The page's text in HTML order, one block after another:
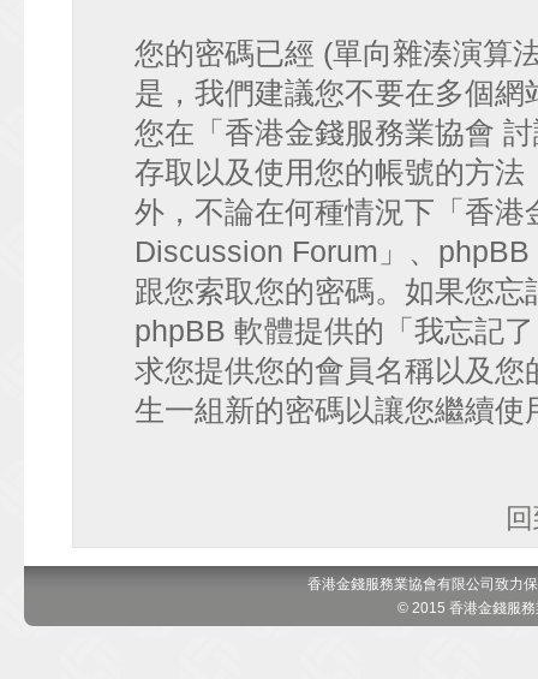
您的密碼已經 (單向雜湊演算
是，我們建議您不要在多個
您在「香港金錢服務業協會
存取以及使用您的帳號的方
外，不論在何種情況下「香港
Discussion Forum」、
跟您索取您的密碼。如果您
phpBB 軟體提供的「我忘記
求您提供您的會員名稱以及
生一組新的密碼以讓您繼續使
香港金錢服務業協會有限公司致力
© 2015 香港金錢服